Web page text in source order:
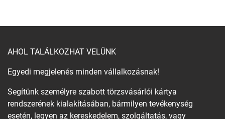
AHOL TALÁLKOZHAT VELÜNK
Egyedi megjelenés minden vállalkozásnak!
Segítünk személyre szabott törzsvásárlói kártya
rendszerének kialakításában, bármilyen tevékenység
esetén, legyen az kereskedelem, szolgáltatás, vagy